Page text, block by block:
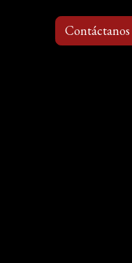
Contáctanos